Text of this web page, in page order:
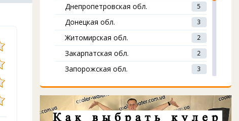
5
Днепропетровская обл.
3
Донецкая обл.
2
Житомирская обл.
2
Закарпатская обл.
3
Запорожская обл.
1
Ивано-Франковская обл.
Киевская обл.
2
Кировоградская обл.